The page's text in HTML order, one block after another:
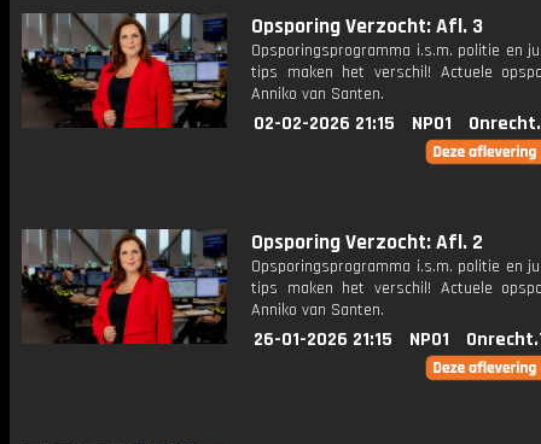
Opsporing Verzocht: Afl. 3
Opsporingsprogramma i.s.m. politie en
tips maken het verschil! Actuele
Anniko van Santen.
02-02-2026 21:15 NPO1
Opsporing Verzocht: Afl. 2
Opsporingsprogramma i.s.m. politie en
tips maken het verschil! Actuele
Anniko van Santen.
26-01-2026 21:15 NPO1